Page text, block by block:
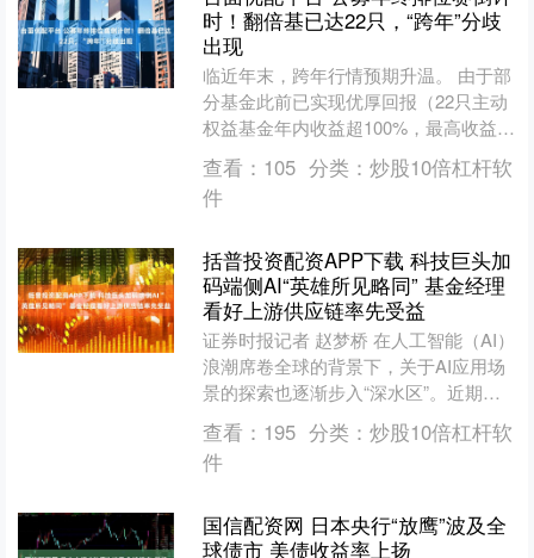
时！翻倍基已达22只，“跨年”分歧
出现
临近年末，跨年行情预期升温。 由于部
分基金此前已实现优厚回报（22只主动
权益基金年内收益超100%，最高收益超
过200%），公募在跨年布局上出现了明
显分歧：浮盈....
查看： 105 分类： 炒股10倍杠杆软
件
括普投资配资APP下载 科技巨头加
码端侧AI“英雄所见略同” 基金经理
看好上游供应链率先受益
证券时报记者 赵梦桥 在人工智能（AI）
浪潮席卷全球的背景下，关于AI应用场
景的探索也逐渐步入“深水区”。近期，
科技巨头纷纷加码端侧硬件，标志着AI
应用正从云端....
查看： 195 分类： 炒股10倍杠杆软
件
国信配资网 日本央行“放鹰”波及全
球债市 美债收益率上扬